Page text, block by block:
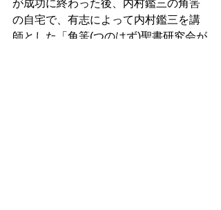
が成功に終わった後、内村鑑三の角筈
の自宅で、有志によって内村鑑三を講
師とした「角筈(つのはず)聖書研究会が